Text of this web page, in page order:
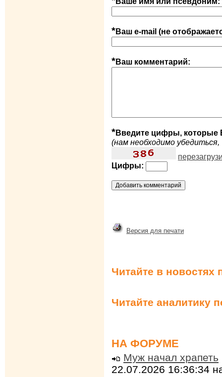
*Ваш e-mail (не
*Ваш комментарий:
*Введите цифры, которые
(нам необходимо
Цифры:
Версия для печати
Читайте в новостях
Читайте аналитику
НА ФОРУМЕ
Муж начал храпеть
22.07.2026 16:36:34